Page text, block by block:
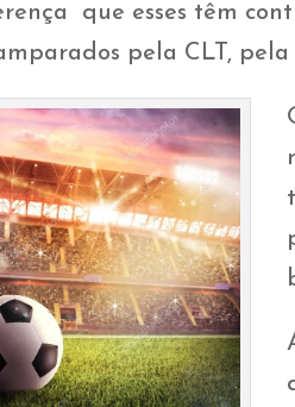
que esses têm
pela CLT,